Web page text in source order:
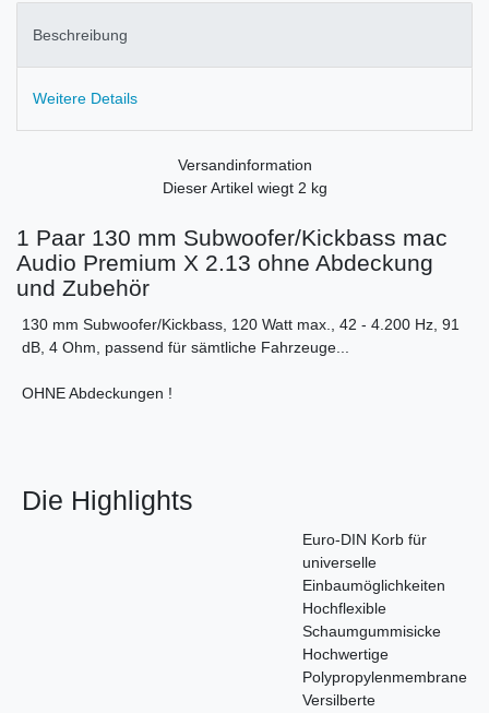
Beschreibung
Weitere Details
Versandinformation
Dieser Artikel wiegt 2 kg
1 Paar 130 mm Subwoofer/Kickbass mac
Audio Premium X 2.13 ohne Abdeckung
und Zubehör
130 mm Subwoofer/Kickbass, 120 Watt max., 42 - 4.200 Hz, 91
dB, 4 Ohm, passend für sämtliche Fahrzeuge...
OHNE Abdeckungen !
Die Highlights
Euro-DIN Korb für
universelle
Einbaumöglichkeiten
Hochflexible
Schaumgummisicke
Hochwertige
Polypropylenmembrane
Versilberte